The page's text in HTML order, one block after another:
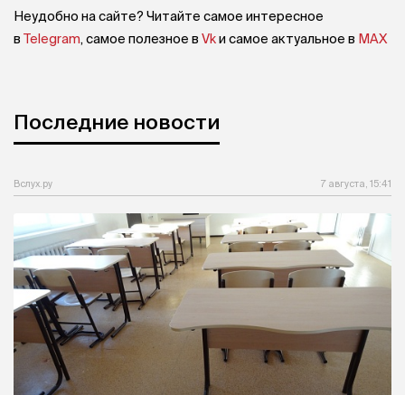
Неудобно на сайте? Читайте самое интересное
в Telegram, самое полезное в Vkи самое актуальное в MAX
Последние новости
Вслух.ру 7 августа, 15:41